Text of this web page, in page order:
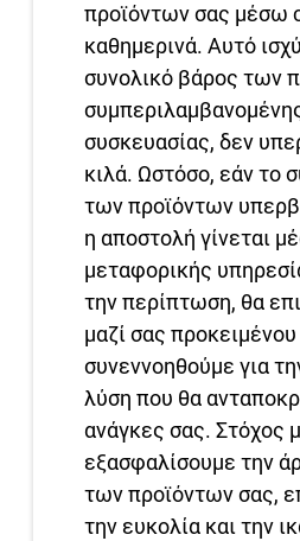
προϊόντων σας μέσω
καθημερινά. Αυτό
συνολικό βάρος των
συσκευασίας, δεν
κιλά. Ωστόσο, εάν το
των προϊόντων
η αποστολή γίνεται
μεταφορικής
την περίπτωση, θα
μαζί σας
συνεννοηθούμε για
λύση που θα
ανάγκες σας. Στόχος
εξασφαλίσουμε την
των προϊόντων σας,
την ευκολία και την